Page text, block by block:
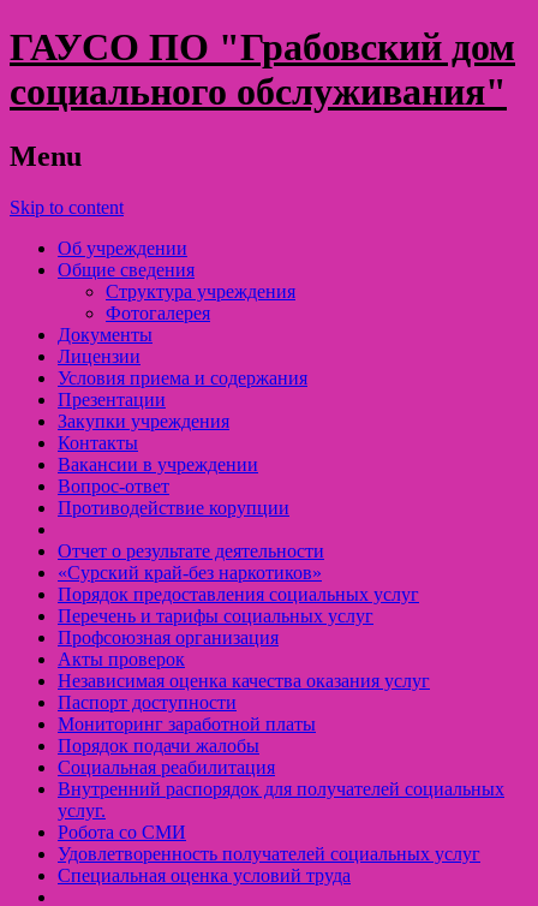
ГАУСО ПО "Грабовский дом
социального обслуживания"
Menu
Skip to content
Об учреждении
Общие сведения
Структура учреждения
Фотогалерея
Документы
Лицензии
Условия приема и содержания
Презентации
Закупки учреждения
Контакты
Вакансии в учреждении
Вопрос-ответ
Противодействие корупции
Отчет о результате деятельности
«Cурский край-без наркотиков»
Порядок предоставления социальных услуг
Перечень и тарифы социальных услуг
Профсоюзная организация
Акты проверок
Независимая оценка качества оказания услуг
Паспорт доступности
Мониторинг заработной платы
Порядок подачи жалобы
Социальная реабилитация
Внутренний распорядок для получателей социальных
услуг.
Робота со СМИ
Удовлетворенность получателей социальных услуг
Специальная оценка условий труда